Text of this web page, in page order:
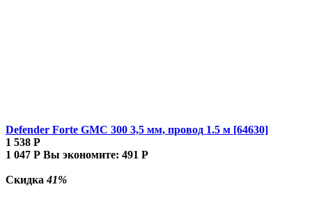
Defender Forte GMC 300 3,5 мм, провод 1.5 м [64630]
1 538 Р
1 047 Р Вы экономите: 491 Р
Скидка41%